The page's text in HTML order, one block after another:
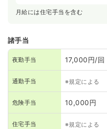
月給には住宅手当を含む
諸手当
夜勤手当 17,000円/回
通勤手当 ※規定による
危険手当 10,000円
住宅手当 ※規定による